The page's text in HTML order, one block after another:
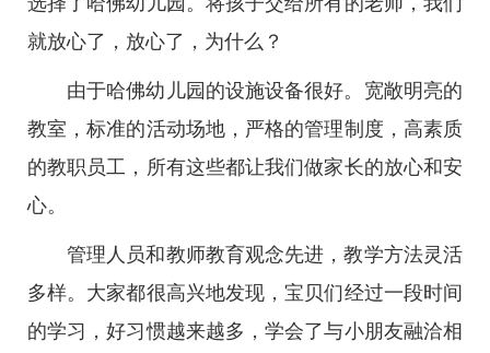
就放心了，放心了，为什么？
由于哈佛幼儿园的设施设备很好。宽敞明亮的
教室，标准的活动场地，严格的管理制度，高素质
的教职员工，所有这些都让我们做家长的放心和安
心。
管理人员和教师教育观念先进，教学方法灵活
多样。大家都很高兴地发现，宝贝们经过一段时间
的学习，好习惯越来越多，学会了与小朋友融洽相